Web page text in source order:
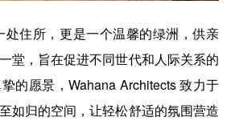
处住所，更是一个温馨的绿洲，供亲
堂，旨在促进不同世代和人际关系的
的愿景，Wahana Architects 致力于
如归的空间，让轻松舒适的氛围营造